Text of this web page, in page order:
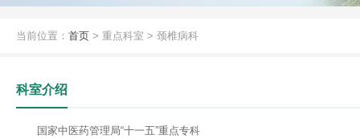
当前位置： 首页 > 重点科室 > 颈椎病科
科室介绍
国家中医药管理局“十一五”重点专科